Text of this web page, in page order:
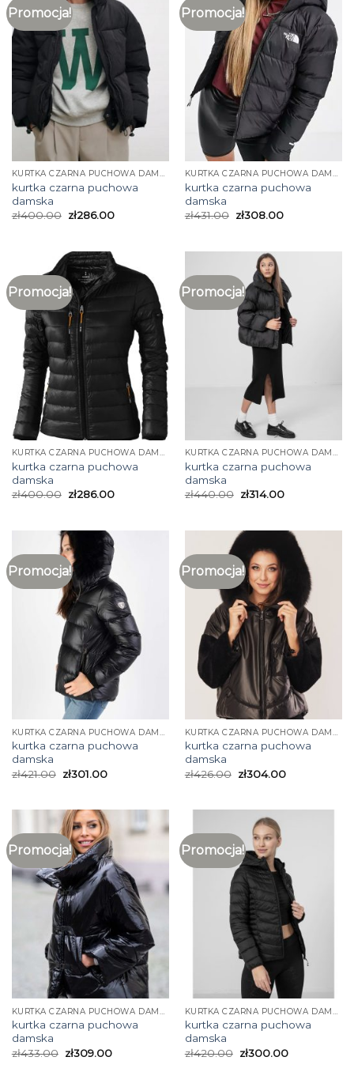
Promocja!
KURTKA CZARNA PUCHOWA DAMSKA
kurtka czarna puchowa
damska
zł400.00 zł286.00
Promocja!
KURTKA CZARNA PUCHOWA DAMSKA
kurtka czarna puchowa
damska
zł431.00 zł308.00
Promocja!
KURTKA CZARNA PUCHOWA DAMSKA
kurtka czarna puchowa
damska
zł400.00 zł286.00
Promocja!
KURTKA CZARNA PUCHOWA DAMSKA
kurtka czarna puchowa
damska
zł440.00 zł314.00
Promocja!
kurtka czarna puchowa
damska
zł421.00 zł301.00
Promocja!
kurtka czarna puchowa
damska
zł426.00 zł304.00
Promocja!
KURTKA CZARNA PUCHOWA DAMSKA
kurtka czarna puchowa
damska
zł433.00 zł309.00
Promocja!
KURTKA CZARNA PUCHOWA DAMSKA
kurtka czarna puchowa
damska
zł420.00 zł300.00